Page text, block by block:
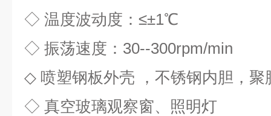
◇ 温度波动度：≤±1℃
◇ 振荡速度：30--300rpm/min
◇ 喷塑钢板外壳 ，不锈钢内胆，聚
◇ 真空玻璃观察窗、照明灯